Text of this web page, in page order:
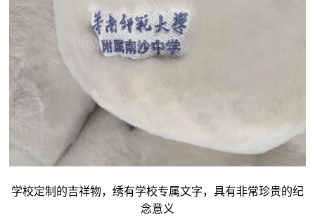
学校定制的吉祥物，绣有学校专属文字，具有非常珍贵的纪
念意义